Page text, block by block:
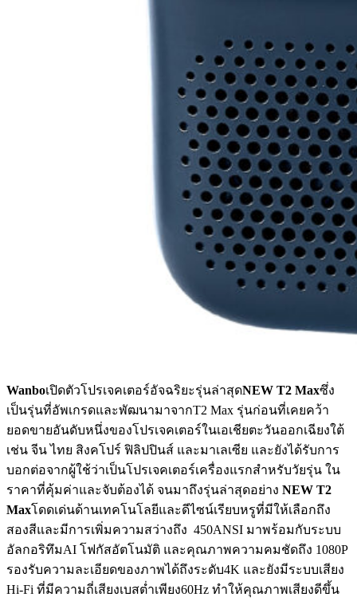
Wanboเปิดตัวโปรเจคเตอร์อัจฉริยะรุ่นล่าสุดNEW T2 Maxซึ่ง
เป็นรุ่นที่อัพเกรดและพัฒนามาจากT2 Max รุ่นก่อนที่เคยคว้า
ยอดขายอันดับหนึ่งของโปรเจคเตอร์ในเอเชียตะวันออกเฉียงใต้
เช่น จีน ไทย สิงคโปร์ ฟิลิปปินส์ และมาเลเซีย และยังได้รับการ
บอกต่อจากผู้ใช้ว่าเป็นโปรเจคเตอร์เครื่องแรกสำหรับวัยรุ่น ใน
ราคาที่คุ้มค่าและจับต้องได้ จนมาถึงรุ่นล่าสุดอย่าง NEW T2
Maxโดดเด่นด้านเทคโนโลยีและดีไซน์เรียบหรูที่มีให้เลือกถึง
สองสีและมีการเพิ่มความสว่างถึง 450ANSI มาพร้อมกับระบบ
อัลกอริทึมAI โฟกัสอัตโนมัติ และคุณภาพความคมชัดถึง 1080P
รองรับความละเอียดของภาพได้ถึงระดับ4K และยังมีระบบเสียง
Hi-Fi ที่มีความถี่เสียงเบสต่ำเพียง60Hz ทำให้คุณภาพเสียงดีขึ้น